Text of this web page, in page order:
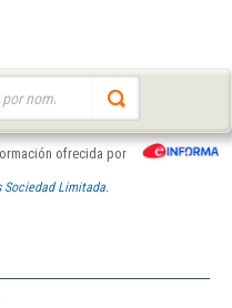
ofrecida por
Sociedad Limitada.